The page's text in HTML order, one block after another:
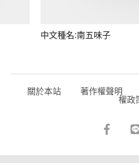
中文種名:南五味子
關於本站 著作權聲明
權政